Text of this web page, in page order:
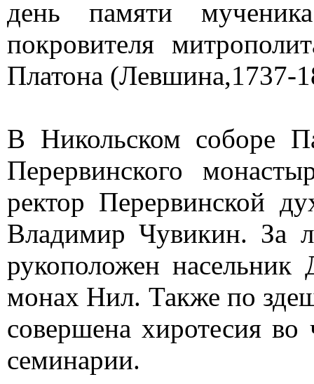
день памяти
покровителя
Платона (Левшина,1737-
В Никольском соборе
Перервинского
ректор Перервинской
Владимир Чувикин. За
рукоположен насельник
монах Нил. Также по
совершена хиротесия
семинарии.